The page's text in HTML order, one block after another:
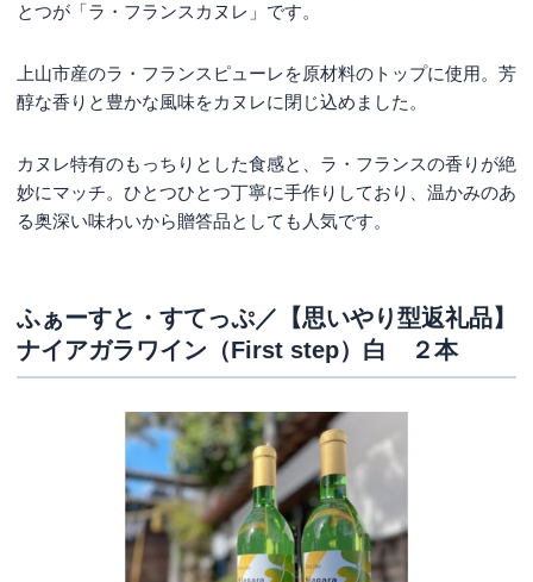
とつが「ラ・フランスカヌレ」です。
上山市産のラ・フランスピューレを原材料のトップに使用。芳
醇な香りと豊かな風味をカヌレに閉じ込めました。
カヌレ特有のもっちりとした食感と、ラ・フランスの香りが絶
妙にマッチ。ひとつひとつ丁寧に手作りしており、温かみのあ
る奥深い味わいから贈答品としても人気です。
ふぁーすと・すてっぷ／【思いやり型返礼品】
ナイアガラワイン（First step）白 ２本